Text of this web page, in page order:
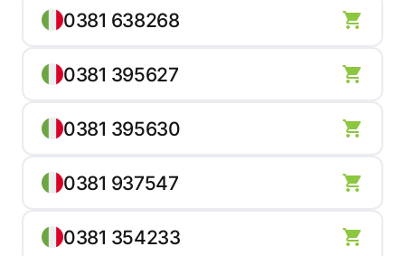
0381 638268
0381 395627
0381 395630
0381 937547
0381 354233